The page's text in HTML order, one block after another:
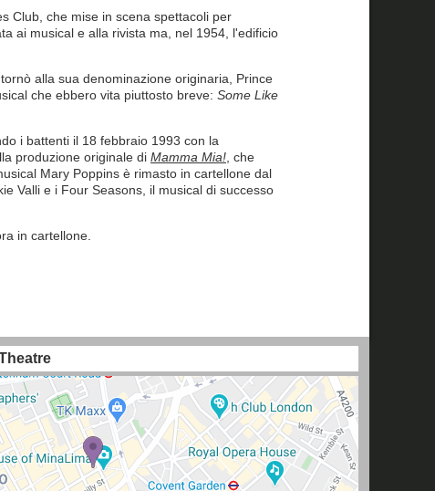
Club, che mise in scena spettacoli per
ai musical e alla rivista ma, nel 1954, l'edificio
alla sua denominazione originaria, Prince
che ebbero vita piuttosto breve: Some Like
i battenti il 18 febbraio 1993 con la
produzione originale di Mamma Mia! , che
Mary Poppins è rimasto in cartellone dal
Valli e i Four Seasons, il musical di successo
in cartellone.